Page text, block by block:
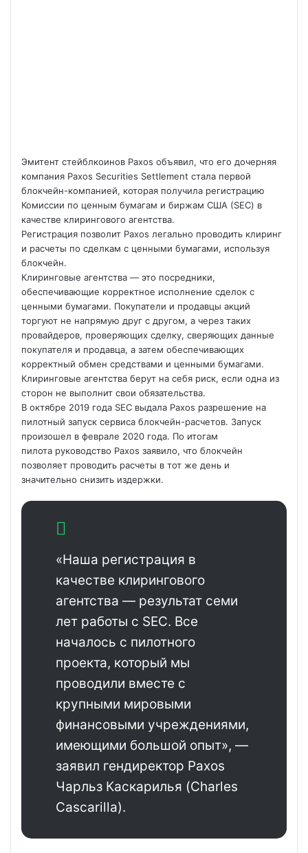
Эмитент стейблкоинов Paxos объявил, что его дочерняя
компания Paxos Securities Settlement стала первой
блокчейн-компанией, которая получила регистрацию
Комиссии по ценным бумагам и биржам США (SEC) в
качестве клирингового агентства.
Регистрация позволит Paxos легально проводить клиринг
и расчеты по сделкам с ценными бумагами, используя
блокчейн.
Клиринговые агентства — это посредники,
обеспечивающие корректное исполнение сделок с
ценными бумагами. Покупатели и продавцы акций
торгуют не напрямую друг с другом, а через таких
провайдеров, проверяющих сделку, сверяющих данные
покупателя и продавца, а затем обеспечивающих
корректный обмен средствами и ценными бумагами.
Клиринговые агентства берут на себя риск, если одна из
сторон не выполнит свои обязательства.
В октябре 2019 года SEC выдала Paxos разрешение на
пилотный запуск сервиса блокчейн-расчетов. Запуск
произошел в феврале 2020 года. По итогам
пилота руководство Paxos заявило, что блокчейн
позволяет проводить расчеты в тот же день и
значительно снизить издержки.
«Наша регистрация в
качестве клирингового
агентства — результат семи
лет работы с SEC. Все
началось с пилотного
проекта, который мы
проводили вместе с
крупными мировыми
финансовыми учреждениями,
имеющими большой опыт», —
заявил гендиректор Paxos
Чарльз Каскарилья (Charles
Cascarilla).